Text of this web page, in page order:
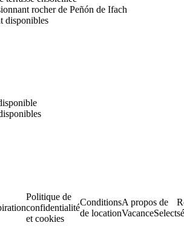
rocher de Peñón de Ifach
disponibles
Politique de
confidentialité
et cookies
Conditions
de location
A propos de
VacanceSelect